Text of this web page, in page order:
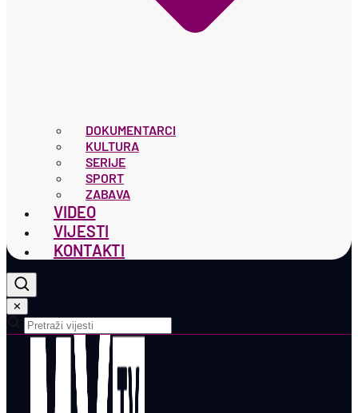
DOKUMENTARCI
KULTURA
SERIJE
SPORT
ZABAVA
VIDEO
VIJESTI
KONTAKTI
✕